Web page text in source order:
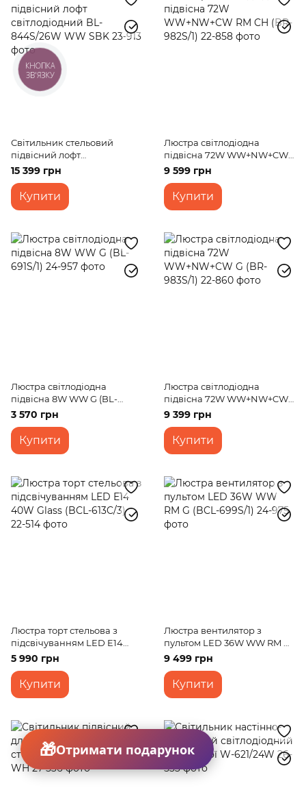
Світильник стельовий
підвісний лофт
світлодіодний BL-844S/26W
WW SBK
15 399 грн
Купити
Люстра світлодіодна
підвісна 72W WW+NW+CW
RM CH (BR-982S/1)
9 599 грн
Купити
Люстра світлодіодна
підвісна 8W WW G (BL-
691S/1)
3 570 грн
Купити
Люстра світлодіодна
підвісна 72W WW+NW+CW
G (BR-983S/1)
9 399 грн
Купити
Люстра торт стельова з
підсвічуванням LED E14
40W Glass (BCL-613C/3)
5 990 грн
Купити
Люстра вентилятор з
пультом LED 36W WW RM G
(BCL-699S/1)
9 499 грн
Купити
КНОПКА
ЗВ'ЯЗКУ
Отримати подарунок